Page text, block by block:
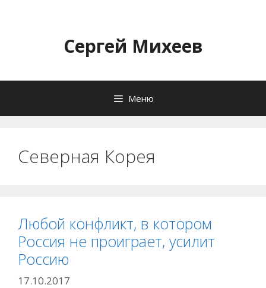
содержимомуСергей Михеев
Меню
Северная Корея
Любой конфликт, в котором
Россия не проиграет, усилит
Россию
17.10.2017